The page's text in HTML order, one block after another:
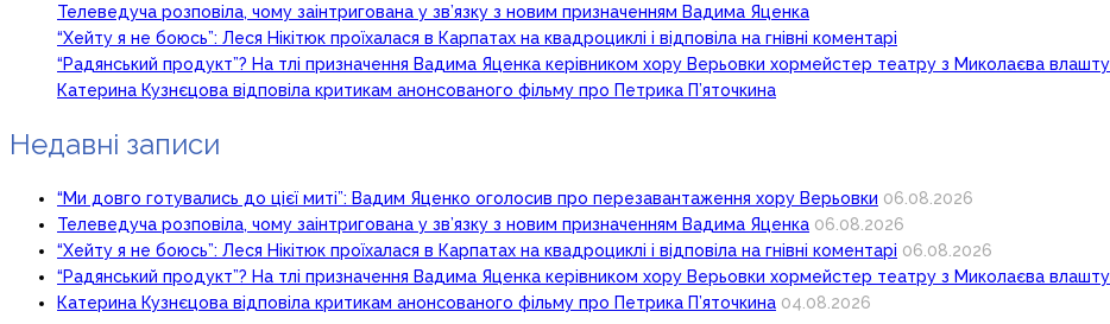
Телеведуча розповіла, чому заінтригована у зв’язку з новим призначенням Вадима Яценка
“Хейту я не боюсь”: Леся Нікітюк проїхалася в Карпатах на квадроциклі і відповіла на гнівні коментарі
“Радянський продукт”? На тлі призначення Вадима Яценка керівником хору Верьовки хормейстер театру з Миколаєва
Катерина Кузнєцова відповіла критикам анонсованого фільму про Петрика П’яточкина
Недавні записи
“Ми довго готувались до цієї миті”: Вадим Яценко оголосив про перезавантаження хору Верьовки 06.08.2026
Телеведуча розповіла, чому заінтригована у зв’язку з новим призначенням Вадима Яценка 06.08.2026
“Хейту я не боюсь”: Леся Нікітюк проїхалася в Карпатах на квадроциклі і відповіла на гнівні коментарі 06.08.2026
“Радянський продукт”? На тлі призначення Вадима Яценка керівником хору Верьовки хормейстер театру з Миколаєва
Катерина Кузнєцова відповіла критикам анонсованого фільму про Петрика П’яточкина 04.08.2026